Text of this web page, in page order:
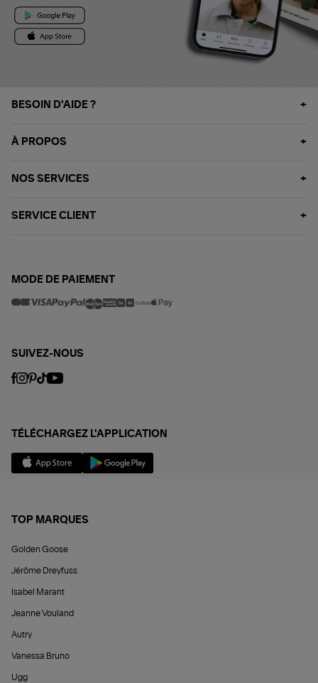
BESOIN D'AIDE ?
À PROPOS
NOS SERVICES
SERVICE CLIENT
MODE DE PAIEMENT
SUIVEZ-NOUS
TÉLÉCHARGEZ L'APPLICATION
TOP MARQUES
Golden Goose
Jérôme Dreyfuss
Isabel Marant
Jeanne Vouland
Autry
Vanessa Bruno
Ugg